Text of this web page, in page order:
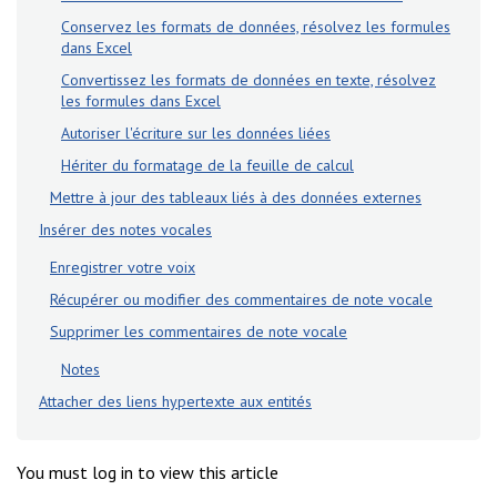
Conservez les formats de données, résolvez les formules
dans Excel
Convertissez les formats de données en texte, résolvez
les formules dans Excel
Autoriser l'écriture sur les données liées
Hériter du formatage de la feuille de calcul
Mettre à jour des tableaux liés à des données externes
Insérer des notes vocales
Enregistrer votre voix
Récupérer ou modifier des commentaires de note vocale
Supprimer les commentaires de note vocale
Notes
Attacher des liens hypertexte aux entités
You must log in to view this article